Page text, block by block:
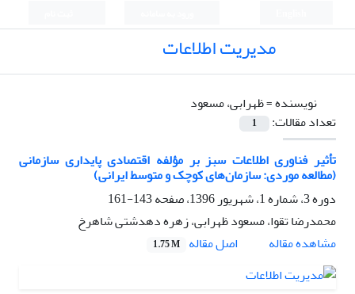
مدیریت اطلاعات
نویسنده =ظهرابی، مسعود
تعداد مقالات:
1
تأثیر فناوری اطلاعات سبز بر مؤلفه اقتصادی پایداری سازمانی
(مطالعه موردی: سازمان‌های کوچک و متوسط ایرانی)
دوره 3، شماره 1، شهریور 1396، صفحه
143-161
محمدرضا تقوا، مسعود ظهرابی، زهره دهدشتی شاهرخ
مشاهده مقاله
اصل مقاله 1.75 M